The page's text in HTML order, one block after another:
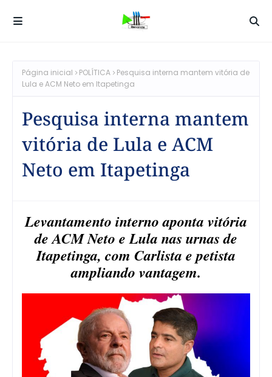
Página inicial POLÍTICA
Pesquisa interna mantem vitória de
Lula e ACM Neto em Itapetinga
Pesquisa interna mantem
vitória de Lula e ACM
Neto em Itapetinga
Levantamento interno aponta vitória
de ACM Neto e Lula nas urnas de
Itapetinga, com Carlista e petista
ampliando vantagem.